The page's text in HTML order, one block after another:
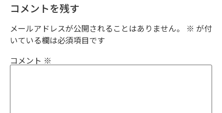
コメントを残す
メールアドレスが公開されることはありません。 ※ が付
いている欄は必須項目です
コメント ※